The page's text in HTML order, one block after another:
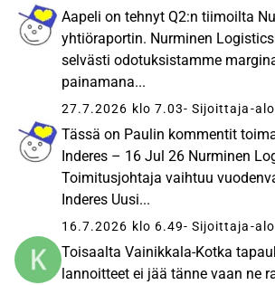
Aapeli on tehnyt Q2:n tiimoilta
yhtiöraportin. Nurminen
selvästi odotuksistamme
painamana...
27.7.2026 klo 7.03- Sijoittaja-
Tässä on Paulin kommentit
Inderes – 16 Jul 26 Nurminen
Toimitusjohtaja vaihtuu
Inderes Uusi...
16.7.2026 klo 6.49- Sijoittaja-
Toisaalta Vainikkala-Kotka
lannoitteet ei jää tänne vaan ne